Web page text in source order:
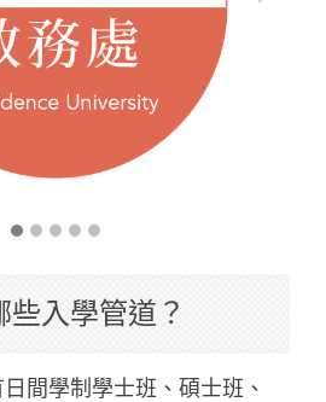
入學管道？
間學制學士班、碩士班、